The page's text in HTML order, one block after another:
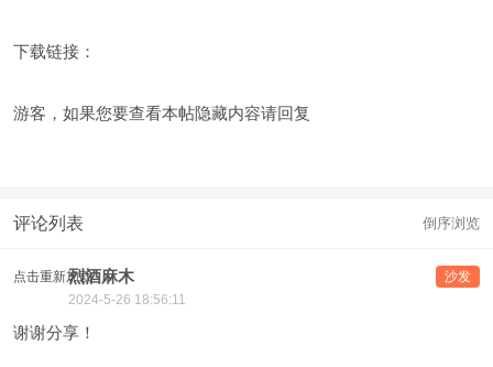
下载链接：
游客，如果您要查看本帖隐藏内容请回复
评论列表 倒序浏览
点击重新加载 沙发
烈酒麻木
2024-5-26 18:56:11
谢谢分享！